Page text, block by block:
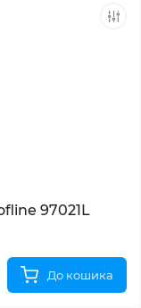
97021L
До кошика